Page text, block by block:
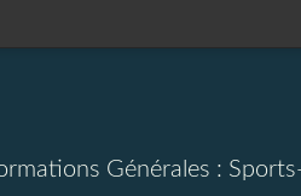
Générales :